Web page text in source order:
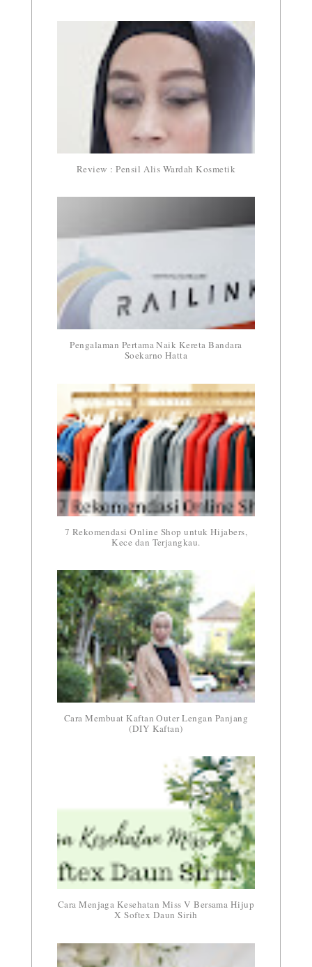
Review : Pensil Alis Wardah Kosmetik
Pengalaman Pertama Naik Kereta Bandara
Soekarno Hatta
7 Rekomendasi Online Shop untuk Hijabers,
Kece dan Terjangkau.
Cara Membuat Kaftan Outer Lengan Panjang
(DIY Kaftan)
Cara Menjaga Kesehatan Miss V Bersama Hijup
X Softex Daun Sirih